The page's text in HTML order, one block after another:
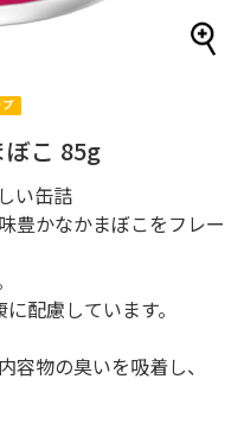
ぼこ 85g
い缶詰
豊かなかまぼこをフレー
配慮しています。
容物の臭いを吸着し、